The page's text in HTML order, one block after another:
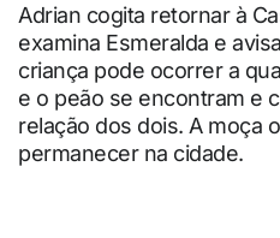
Adrian cogita retornar à
examina Esmeralda e
criança pode ocorrer a
e o peão se encontram e
relação dos dois. A moça
permanecer na cidade.